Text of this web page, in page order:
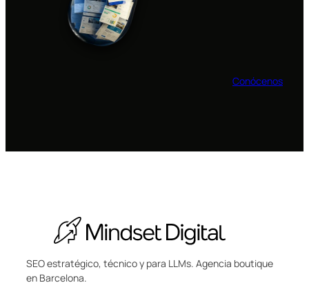
Conócenos
SEO estratégico, técnico y para LLMs. Agencia boutique
en Barcelona.